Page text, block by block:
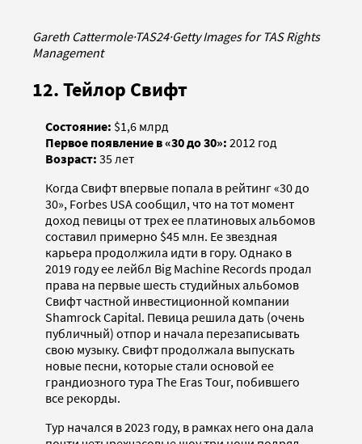
Gareth Cattermole·TAS24·Getty Images for TAS Rights
Management
12. Тейлор Свифт
Состояние: $1,6 млрд
Первое появление в «30 до 30»: 2012 год
Возраст: 35 лет
Когда Свифт впервые попала в рейтинг «30 до
30», Forbes USA сообщил, что на тот момент
доход певицы от трех ее платиновых альбомов
составил примерно $45 млн. Ее звездная
карьера продолжила идти в гору. Однако в
2019 году ее лейбл Big Machine Records продал
права на первые шесть студийных альбомов
Свифт частной инвестиционной компании
Shamrock Capital. Певица решила дать (очень
публичный) отпор и начала перезаписывать
свою музыку. Свифт продолжала выпускать
новые песни, которые стали основой ее
грандиозного тура The Eras Tour, побившего
все рекорды.
Тур начался в 2023 году, в рамках него она дала